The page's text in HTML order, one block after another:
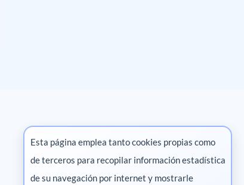
Marketing digital
Esta página emplea tanto cookies propias como
de terceros para recopilar información estadística
de su navegación por internet y mostrarle